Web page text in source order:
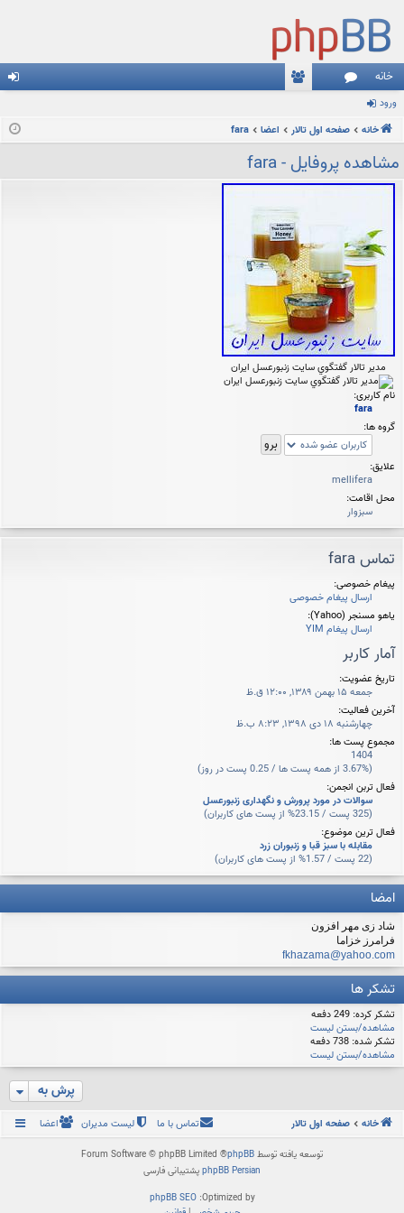
خانه
م
ها
ضا
د
ورود
خانه
صفحه اول تالار اعضا fara
مشاهده پروفایل - fara
مدير تالار گفتگوي سايت زنبورعسل ايران
نام کاربری:
fara
گروه ها:
علایق:
mellifera
محل اقامت:
سبزوار
تماس fara
پیغام خصوصی:
ارسال پیغام خصوصی
یاهو مسنجر (Yahoo):
ارسال پیغام YIM
آمار کاربر
تاریخ عضویت:
جمعه ۱۵ بهمن ۱۳۸۹, ۱۲:۰۰ ق.ظ
آخرین فعالیت:
چهارشنبه ۱۸ دی ۱۳۹۸, ۸:۲۳ ب.ظ
مجموع پست ها:
1404
(3.67% از همه پست ها / 0.25 پست در روز)
فعال تربن انجمن:
سوالات در مورد پرورش و نگهداری زنبورعسل
(325 پست / 23.15% از پست های کاربران)
فعال ترین موضوع:
مقابله با سبز قبا و زنبوران زرد
(22 پست / 1.57% از پست های کاربران)
امضا
شاد زی مهر افزون
فرامرز خزاما
fkhazama@yahoo.com
تشکر ها
تشکر کرده: 249 دفعه
مشاهده/بستن لیست
تشکر شده: 738 دفعه
مشاهده/بستن لیست
پرش به
خانه صفحه اول تالار اعضا لیست مدیران تماس با ما
توسعه یافته توسطphpBB
® Forum Software © phpBB Limited
phpBB Persianپشتیبانی فارسی
Optimized by:
phpBB SEO